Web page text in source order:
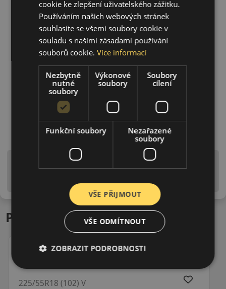
Upozornění! Hodnoty na štítku jsou pouze
informativního charakteru. Mohou být dodány pneumatiky
is EU štítky ve smyslu dosud platné (předchozí) legislativy.
Podobné produkty
225/55R18 (102) V
cookie ke zlepšení uživatelského zážitku.
Používáním našich webových stránek
souhlasíte se všemi soubory cookie v
souladu s našimi zásadami používání
souborů cookie.Více informací
Nezbytně
nutné
soubory
Výkonové
soubory
Soubory
cílení
Funkční soubory
Nezařazené
soubory
VŠE PŘIJMOUT
VŠE ODMÍTNOUT
ZOBRAZIT PODROBNOSTI